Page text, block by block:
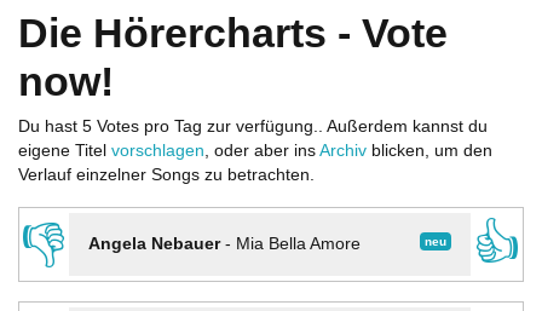
Die Hörercharts - Vote
now!
Du hast 5 Votes pro Tag zur verfügung.. Außerdem kannst du
eigene Titel vorschlagen, oder aber ins Archiv blicken, um den
Verlauf einzelner Songs zu betrachten.
👎 neu
Angela Nebauer- Mia Bella Amore
👍